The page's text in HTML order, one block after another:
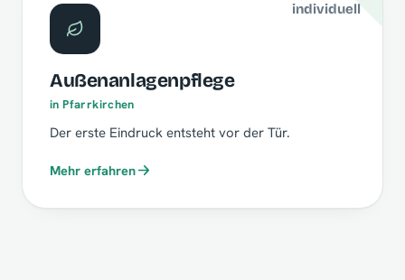
individuell
Außenanlagenpflege
in Pfarrkirchen
Der erste Eindruck entsteht vor der Tür.
Mehr erfahren